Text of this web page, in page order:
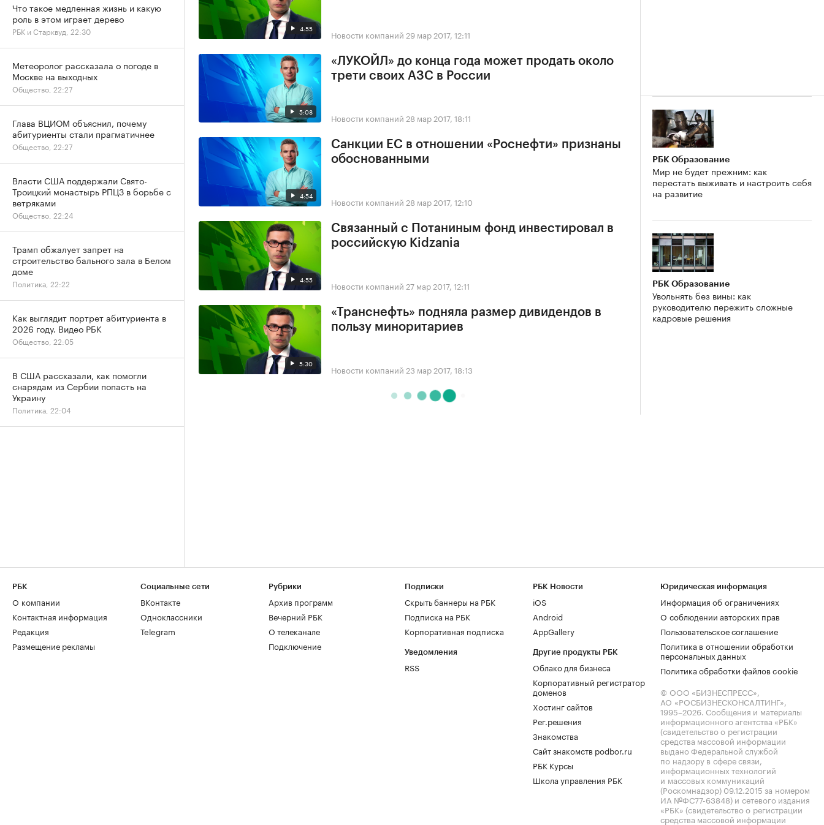
4:55 Новости компаний 29 мар 2017, 12:11
5:08
«ЛУКОЙЛ» до конца года может продать около
трети своих АЗС в России
Новости компаний 28 мар 2017, 18:11
4:54
Санкции ЕС в отношении «Роснефти» признаны
обоснованными
Новости компаний 28 мар 2017, 12:10
4:55
Связанный с Потаниным фонд инвестировал в
российскую Kidzania
Новости компаний 27 мар 2017, 12:11
5:30
«Транснефть» подняла размер дивидендов в
пользу миноритариев
Новости компаний 23 мар 2017, 18:13
РБК Образование
Мир не будет прежним: как
перестать выживать и настроить себя
на развитие
РБК Образование
Увольнять без вины: как
руководителю пережить сложные
кадровые решения
Что такое медленная жизнь и какую
роль в этом играет дерево
РБК и Старквуд, 22:30
Метеоролог рассказала о погоде в
Москве на выходных
Общество, 22:27
Глава ВЦИОМ объяснил, почему
абитуриенты стали прагматичнее
Общество, 22:27
Власти США поддержали Свято-
Троицкий монастырь РПЦЗ в борьбе с
ветряками
Общество, 22:24
Трамп обжалует запрет на
строительство бального зала в Белом
доме
Политика, 22:22
Как выглядит портрет абитуриента в
2026 году. Видео РБК
Общество, 22:05
В США рассказали, как помогли
снарядам из Сербии попасть на
Украину
Политика, 22:04
РБК
О компании
Контактная информация
Редакция
Размещение рекламы
Социальные сети
ВКонтакте
Одноклассники
Telegram
Рубрики
Архив программ
Вечерний РБК
О телеканале
Подключение
Подписки
Скрыть баннеры на РБК
Подписка на РБК
Корпоративная подписка
Уведомления
RSS
РБК Новости
iOS
Android
AppGallery
Другие продукты РБК
Облако для бизнеса
Корпоративный регистратор
доменов
Хостинг сайтов
Рег.решения
Знакомства
Сайт знакомств podbor.ru
РБК Курсы
Школа управления РБК
Юридическая информация
Информация об ограничениях
О соблюдении авторских прав
Пользовательское соглашение
Политика в отношении обработки
персональных данных
Политика обработки файлов cookie
© ООО «БИЗНЕСПРЕСС»,
АО «РОСБИЗНЕСКОНСАЛТИНГ»,
1995–2026. Сообщения и материалы
информационного агентства «РБК»
(свидетельство о регистрации
средства массовой информации
выдано Федеральной службой
по надзору в сфере связи,
информационных технологий
и массовых коммуникаций
(Роскомнадзор) 09.12.2015 за номером
ИА №ФС77-63848) и сетевого издания
«РБК» (свидетельство о регистрации
средства массовой информации